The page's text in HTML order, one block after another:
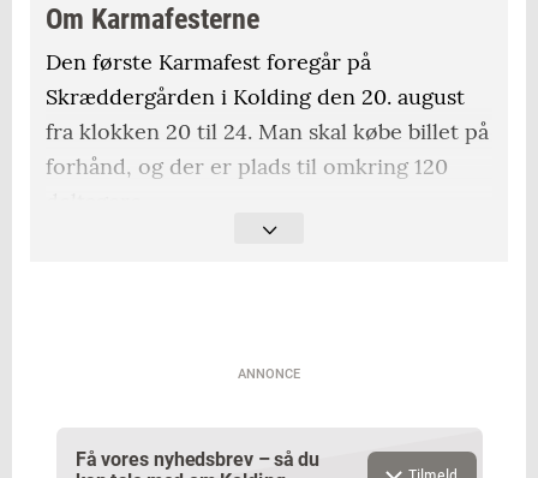
Om Karmafesterne
Den første Karmafest foregår på
Skræddergården i Kolding den 20. august
fra klokken 20 til 24. Man skal købe billet på
forhånd, og der er plads til omkring 120
ANNONCE
Få vores nyhedsbrev – så du